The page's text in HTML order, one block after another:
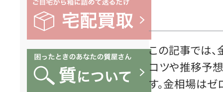
この記事では
コツや推移予
す。金相場は